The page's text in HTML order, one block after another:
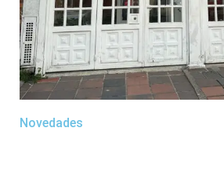
Novedades